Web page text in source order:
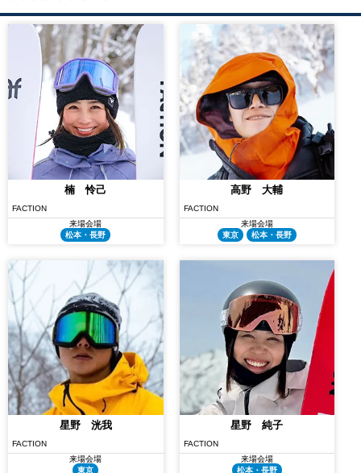
楠 怜己
FACTION
来場会場
松本・長野
高野 大輔
FACTION
来場会場
東京
松本・長野
星野 洸我
FACTION
来場会場
東京
星野 純子
FACTION
来場会場
松本・長野